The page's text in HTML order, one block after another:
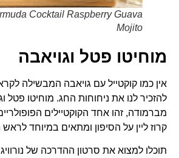
Cocktail Raspberry Guava
Mojito
מוחיטו פטל וגויאבה
אין כמו קוקטייל עם גויאבה המבשילה
להזכיר לנו את ניחוחות החג. מוחיטו פטל
מברמודה, זהו אחד הקוקטיילים הפופולריים
קרוז ליין על הסיפון ומתאים במיוחד לראש
תוכלו למצוא את סרטון ההדרכה של נורוויג’ן